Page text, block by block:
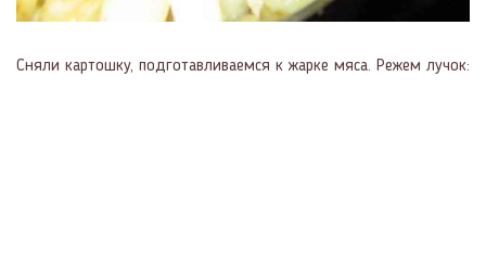
Сняли картошку, подготавливаемся к жарке мяса. Режем лучок: